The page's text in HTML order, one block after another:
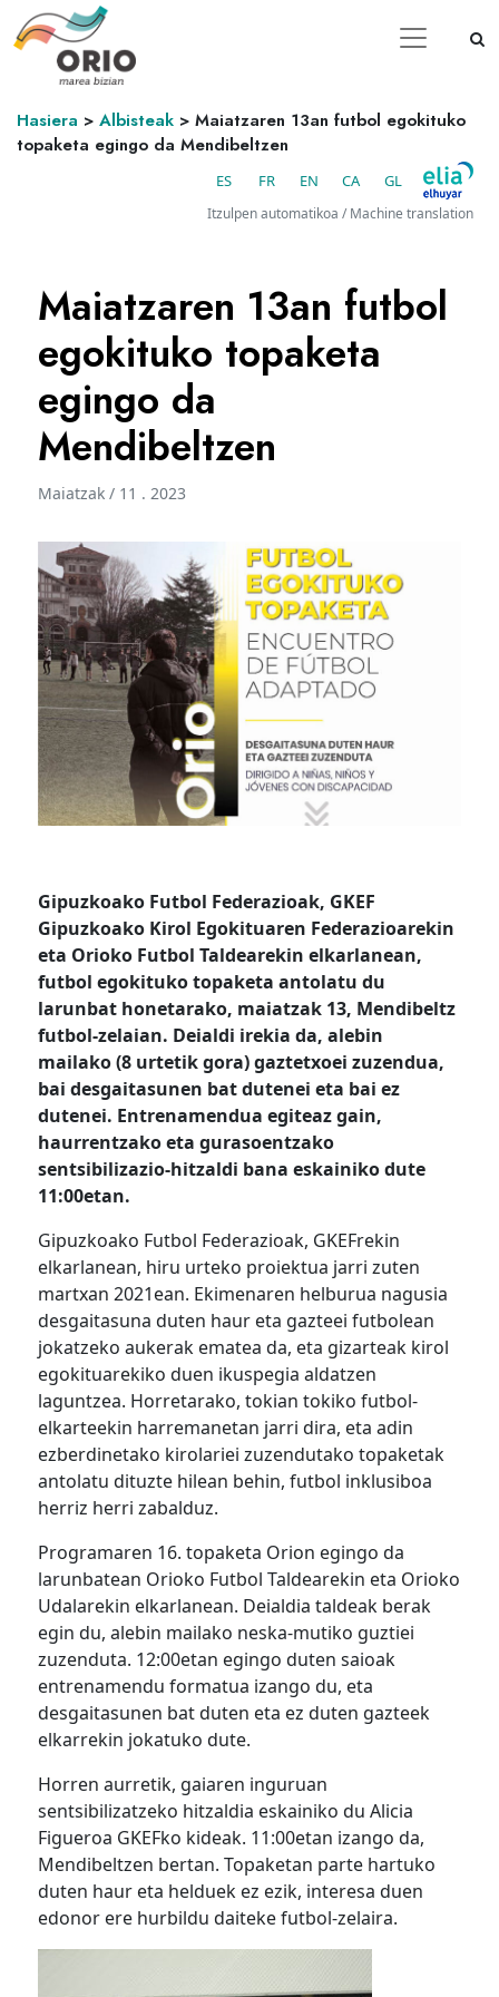
Hasiera > Albisteak > Maiatzaren 13an futbol egokituko
topaketa egingo da Mendibeltzen
ES FR EN CA GL
Itzulpen automatikoa / Machine translation
Maiatzaren 13an futbol
egokituko topaketa
egingo da
Mendibeltzen
Maiatzak / 11 . 2023
Gipuzkoako Futbol Federazioak, GKEF
Gipuzkoako Kirol Egokituaren Federazioarekin
eta Orioko Futbol Taldearekin elkarlanean,
futbol egokituko topaketa antolatu du
larunbat honetarako, maiatzak 13, Mendibeltz
futbol-zelaian. Deialdi irekia da, alebin
mailako (8 urtetik gora) gaztetxoei zuzendua,
bai desgaitasunen bat dutenei eta bai ez
dutenei. Entrenamendua egiteaz gain,
haurrentzako eta gurasoentzako
sentsibilizazio-hitzaldi bana eskainiko dute
11:00etan.
Gipuzkoako Futbol Federazioak, GKEFrekin
elkarlanean, hiru urteko proiektua jarri zuten
martxan 2021ean. Ekimenaren helburua nagusia
desgaitasuna duten haur eta gazteei futbolean
jokatzeko aukerak ematea da, eta gizarteak kirol
egokituarekiko duen ikuspegia aldatzen
laguntzea. Horretarako, tokian tokiko futbol-
elkarteekin harremanetan jarri dira, eta adin
ezberdinetako kirolariei zuzendutako topaketak
antolatu dituzte hilean behin, futbol inklusiboa
herriz herri zabalduz.
Programaren 16. topaketa Orion egingo da
larunbatean Orioko Futbol Taldearekin eta Orioko
Udalarekin elkarlanean. Deialdia taldeak berak
egin du, alebin mailako neska-mutiko guztiei
zuzenduta. 12:00etan egingo duten saioak
entrenamendu formatua izango du, eta
desgaitasunen bat duten eta ez duten gazteek
elkarrekin jokatuko dute.
Horren aurretik, gaiaren inguruan
sentsibilizatzeko hitzaldia eskainiko du Alicia
Figueroa GKEFko kideak. 11:00etan izango da,
Mendibeltzen bertan. Topaketan parte hartuko
duten haur eta helduek ez ezik, interesa duen
edonor ere hurbildu daiteke futbol-zelaira.